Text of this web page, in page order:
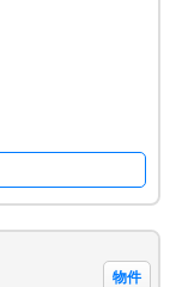
物件